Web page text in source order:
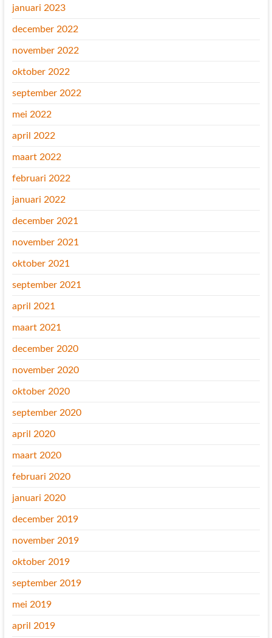
januari 2023
december 2022
november 2022
oktober 2022
september 2022
mei 2022
april 2022
maart 2022
februari 2022
januari 2022
december 2021
november 2021
oktober 2021
september 2021
april 2021
maart 2021
december 2020
november 2020
oktober 2020
september 2020
april 2020
maart 2020
februari 2020
januari 2020
december 2019
november 2019
oktober 2019
september 2019
mei 2019
april 2019